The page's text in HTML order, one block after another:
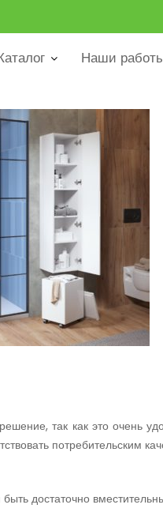
Наши
так как это очень
потребительским
достаточно